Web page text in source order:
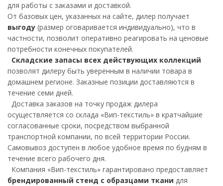
для работы с заказами и доставкой.
От базовых цен, указанных на сайте, дилер получает
выгоду (размер оговаривается индивидуально), что в
частности, позволит оперативно реагировать на ценовые
потребности конечных покупателей.
Складские запасы всех действующих коллекций
позволят дилеру быть уверенным в наличии товара в
домашнем регионе. Заказные позиции доставляются в
течение семи дней.
Доставка заказов на точку продаж дилера
осуществляется со склада «Вип-текстиль» в кратчайшие
согласованные сроки, посредством выбранной
транспортной компании, по всей территории России.
Самовывоз доступен в любое удобное время по будням в
течение всего рабочего дня.
Компания «Вип-текстиль» гарантировано предоставляет
брендированный стенд с образцами ткани для